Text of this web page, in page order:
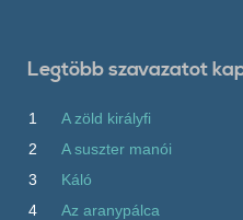
Legtöbb szavazatot
1
A zöld királyfi
2
A suszter manói
3
Káló
4
Az aranypálca